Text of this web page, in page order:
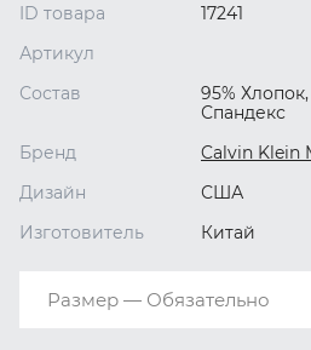
ID товара
17241
Артикул
Состав
95% Хлопок,
Спандекс
Бренд
Calvin Klein
Дизайн
США
Изготовитель
Китай
Размер — Обязательно